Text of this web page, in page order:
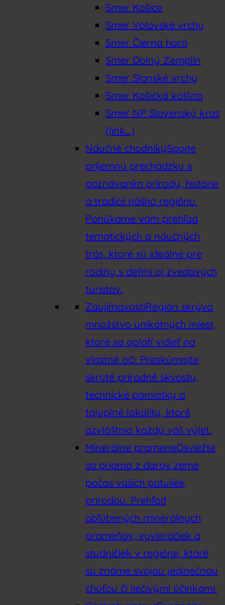
Smer Košice
Smer Volovské vrchy
Smer Čierna hora
Smer Dolný Zemplín
Smer Slanské vrchy
Smer Košická kotlina
Smer NP Slovenský kras
(link…)
Náučné chodníkySpojte
príjemnú prechádzku s
poznávaním prírody, histórie
a tradícií nášho regiónu.
Ponúkame vám prehľad
tematických a náučných
trás, ktoré sú ideálne pre
rodiny s deťmi aj zvedavých
turistov.
ZaujímavostiRegión skrýva
množstvo unikátnych miest,
ktoré sa oplatí vidieť na
vlastné oči. Preskúmajte
skryté prírodné skvosty,
technické pamiatky a
tajuplné lokality, ktoré
ozvláštnia každý váš výlet.
Minerálne prameneOsviežte
sa priamo z darov zeme
počas vašich potuliek
prírodou. Prehľad
obľúbených minerálnych
prameňov, vyvieračiek a
studničiek v regióne, ktoré
sú známe svojou jedinečnou
chuťou či liečivými účinkami.